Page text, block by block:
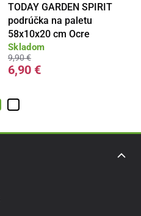
TODAY GARDEN SPIRIT
podrúčka na paletu
58x10x20 cm Ocre
Skladom
9,90 €
6,90 €